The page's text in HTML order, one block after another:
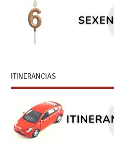
ITINERANCIAS